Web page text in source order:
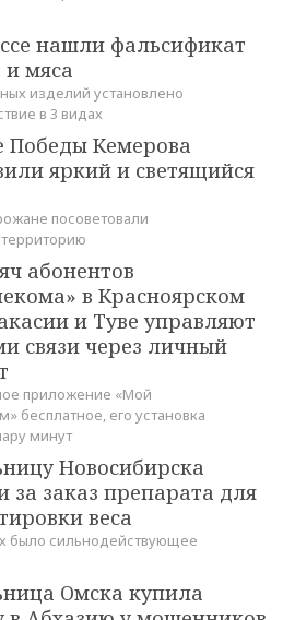
нашли фальсификат
мяса
изделий установлено
в 3 видах
Победы Кемерова
яркий и светящийся
посоветовали
абонентов
в Красноярском
и Туве управляют
связи через личный
приложение «Мой
бесплатное, его установка
минут
Новосибирска
за заказ препарата для
веса
было сильнодействующее
Омска купила